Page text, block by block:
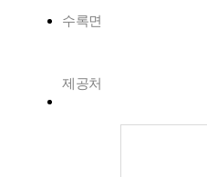
수록면
제공처